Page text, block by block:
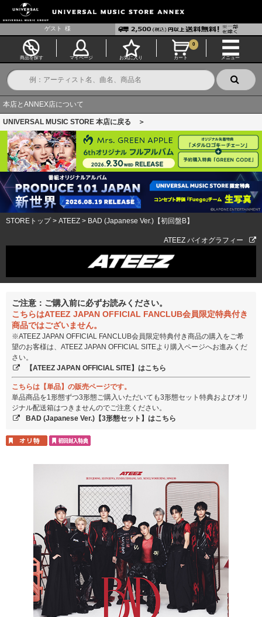
ゲスト 様
商品を探す マイページ お気に入り カート
0
メニュー
本店とANNEX店について
UNIVERSAL MUSIC STORE 本店に戻る ＞
STOREトップ> ATEEZ > BAD (Japanese Ver.)【初回盤B】
ATEEZ バイオグラフィー
ご注意：ご購入前に必ずお読みください。
こちらはATEEZ JAPAN OFFICIAL FANCLUB会員限定特典付き
商品ではございません。
※ATEEZ JAPAN OFFICIAL FANCLUB会員限定特典付き商品の購入をご希
望のお客様は、ATEEZ JAPAN OFFICIAL SITEより購入ページへお進みくだ
さい。
【ATEEZ JAPAN OFFICIAL SITE】はこちら
こちらは【単品】の販売ページです。
単品商品を1形態ずつ3形態ご購入いただいても3形態セット特典およびオリ
ジナル配送箱はつきませんのでご注意ください。
BAD (Japanese Ver.)【3形態セット】はこちら